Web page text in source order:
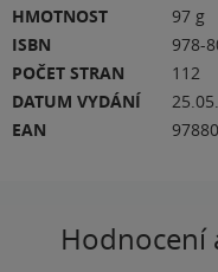
HMOTNOST
97 g
ISBN
978-
POČET STRAN
112
DATUM VYDÁNÍ
EAN
Hodnocení